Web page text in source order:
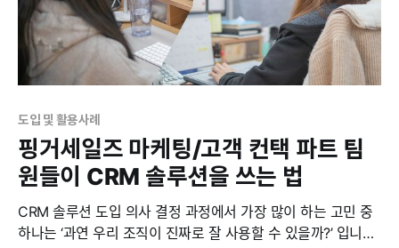
도입 및 활용사례
핑거세일즈 마케팅/고객 컨택 파트 팀
원들이 CRM 솔루션을 쓰는 법
CRM 솔루션 도입 의사 결정 과정에서 가장 많이 하는 고민 중
하나는 ‘과연 우리 조직이 진짜로 잘 사용할 수 있을까?’ 입니다.